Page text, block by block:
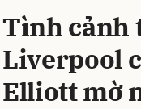
Tình cảnh
Liverpool
Elliott mờ